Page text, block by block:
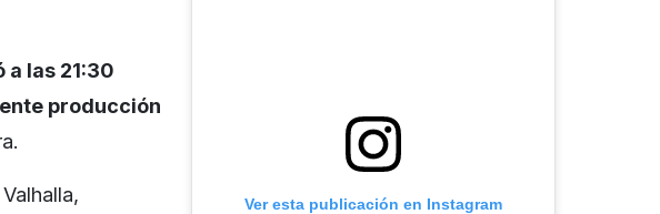
a las 21:30
producción
Ver esta publicación en Instagram